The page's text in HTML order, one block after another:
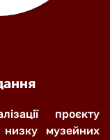
проєкту
музейних